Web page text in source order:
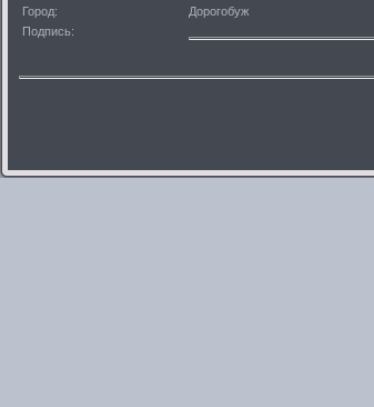
Город:
Дорогобуж
Подпись: